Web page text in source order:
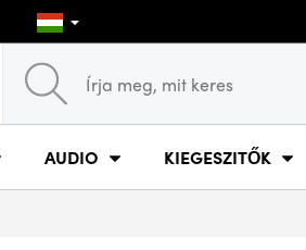
AUDIO KIEGESZITŐK